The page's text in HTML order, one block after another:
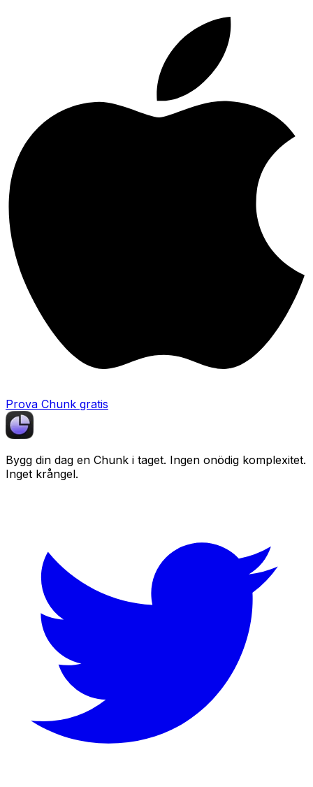
Prova Chunk gratis
Bygg din dag en Chunk i taget. Ingen onödig komplexitet.
Inget krångel.